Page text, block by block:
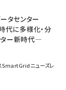
タセンター
に多様化・分
ター新時代―
ニューズレ